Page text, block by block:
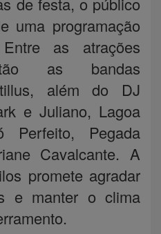
uma programação
as atrações
as bandas
além do DJ
e Juliano, Lagoa
Perfeito, Pegada
Cavalcante. A
promete agradar
e manter o clima